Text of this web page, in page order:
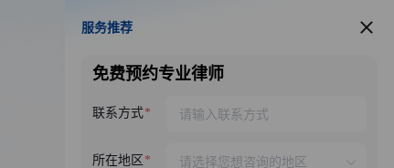
服务推荐
服务推荐
免费预约专业律师
联系方式
所在地区